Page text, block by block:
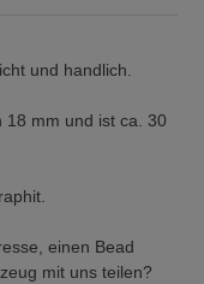
und handlich.
18 mm und ist ca. 30
einen Bead
mit uns teilen?